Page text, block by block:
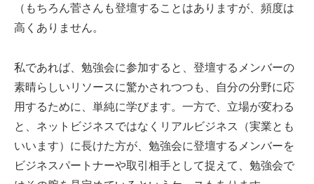
（もちろん菅さんも登壇することはありますが、頻度は
高くありません。
私であれば、勉強会に参加すると、登壇するメンバーの
素晴らしいリソースに驚かされつつも、自分の分野に応
用するために、単純に学びます。一方で、立場が変わる
と、ネットビジネスではなくリアルビジネス（実業とも
いいます）に長けた方が、勉強会に登壇するメンバーを
ビジネスパートナーや取引相手として捉えて、勉強会で